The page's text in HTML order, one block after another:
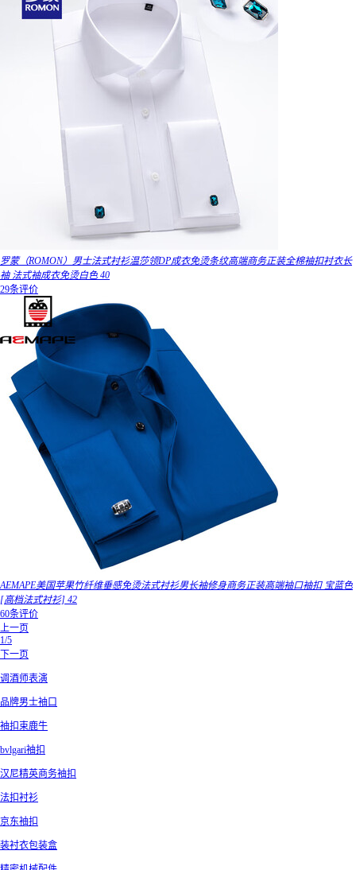
罗蒙（ROMON）男士法式衬衫温莎领DP成衣免烫条纹高端商务正装全棉袖扣衬衣长
袖 法式袖成衣免烫白色 40
29条评价
AEMAPE美国苹果竹纤维垂感免烫法式衬衫男长袖修身商务正装高端袖口袖扣 宝蓝色
[高档法式衬衫] 42
60条评价
上一页
1/5
下一页
调酒师表演
品牌男士袖口
袖扣束鹿牛
bvlgari袖扣
汉尼精英商务袖扣
法扣衬衫
京东袖扣
装衬衣包装盒